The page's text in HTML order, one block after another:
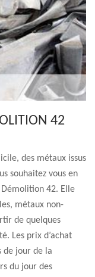
42
des métaux issus
souhaitez vous en
42. Elle
métaux non-
de quelques
Les prix d’achat
de jour de la
du jour des